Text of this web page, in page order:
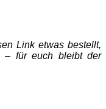
Link etwas bestellt,
– für euch bleibt der